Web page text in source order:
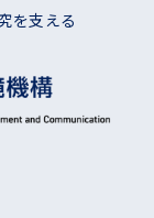
を支える